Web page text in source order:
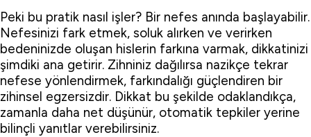
Peki bu pratik nasıl işler? Bir nefes anında başlayabilir.
Nefesinizi fark etmek, soluk alırken ve verirken
bedeninizde oluşan hislerin farkına varmak, dikkatinizi
şimdiki ana getirir. Zihniniz dağılırsa nazikçe tekrar
nefese yönlendirmek, farkındalığı güçlendiren bir
zihinsel egzersizdir. Dikkat bu şekilde odaklandıkça,
zamanla daha net düşünür, otomatik tepkiler yerine
bilinçli yanıtlar verebilirsiniz.